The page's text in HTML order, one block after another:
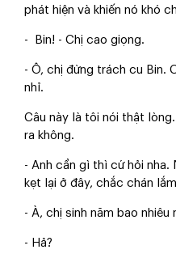
phát hiện và khiến nó khó
- Bin! - Chị cao giọng.
- Ô, chị đừng trách cu Bin.
nhỉ.
Câu này là tôi nói thật
ra không.
- Anh cần gì thì cứ hỏi nha.
kẹt lại ở đây, chắc chán
- À, chị sinh năm bao nhiêu
- Hả?